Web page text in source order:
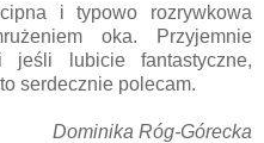
i typowo rozrywkowa
oka. Przyjemnie
lubicie fantastyczne,
serdecznie polecam.
Dominika Róg-Górecka